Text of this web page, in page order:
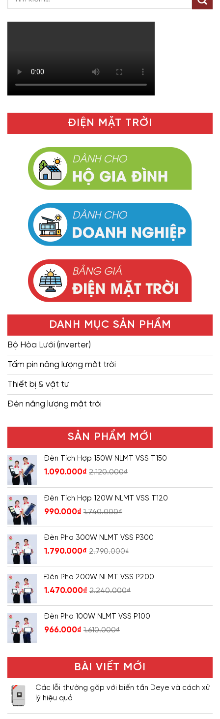
ĐIỆN MẶT TRỜI
DANH MỤC SẢN PHẨM
Bộ Hòa Lưới (inverter)
Tấm pin năng lượng mặt trời
Thiết bị & vật tư
Đèn năng lượng mặt trời
SẢN PHẨM MỚI
Đèn Tích Hợp 150W NLMT VSS T150
1.090.000₫ 2.120.000₫
Đèn Tích Hợp 120W NLMT VSS T120
990.000₫ 1.740.000₫
Đèn Pha 300W NLMT VSS P300
1.790.000₫ 2.790.000₫
Đèn Pha 200W NLMT VSS P200
1.470.000₫ 2.240.000₫
Đèn Pha 100W NLMT VSS P100
966.000₫ 1.610.000₫
BÀI VIẾT MỚI
Các lỗi thường gặp với biến tần Deye và cách xử
lý hiệu quả